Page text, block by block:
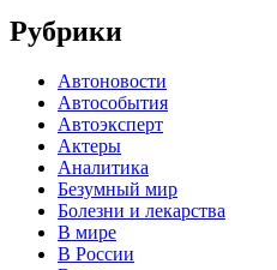
Рубрики
Автоновости
Автособытия
Автоэксперт
Актеры
Аналитика
Безумный мир
Болезни и лекарства
В мире
В России